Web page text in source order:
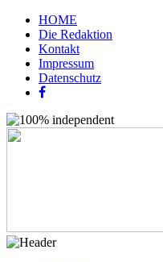
HOME
Die Redaktion
Kontakt
Impressum
Datenschutz